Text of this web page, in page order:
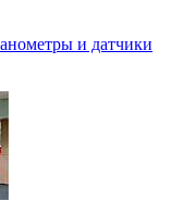
и датчики